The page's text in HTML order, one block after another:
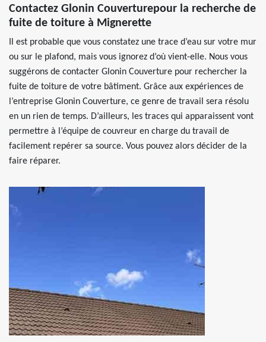
Contactez Glonin Couverturepour la recherche de
fuite de toiture à Mignerette
Il est probable que vous constatez une trace d’eau sur votre mur
ou sur le plafond, mais vous ignorez d’où vient-elle. Nous vous
suggérons de contacter Glonin Couverture pour rechercher la
fuite de toiture de votre bâtiment. Grâce aux expériences de
l’entreprise Glonin Couverture, ce genre de travail sera résolu
en un rien de temps. D’ailleurs, les traces qui apparaissent vont
permettre à l’équipe de couvreur en charge du travail de
facilement repérer sa source. Vous pouvez alors décider de la
faire réparer.